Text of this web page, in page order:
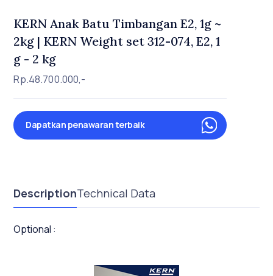
KERN Anak Batu Timbangan E2, 1g ~
2kg | KERN Weight set 312-074, E2, 1
g - 2 kg
Rp.48.700.000,-
Dapatkan penawaran terbaik
DescriptionTechnical Data
Optional :